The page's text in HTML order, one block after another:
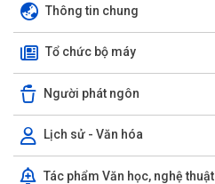
Thông tin chung
Tổ chức bộ máy
Người phát ngôn
Lịch sử - Văn hóa
Tác phẩm Văn học, nghệ thuật